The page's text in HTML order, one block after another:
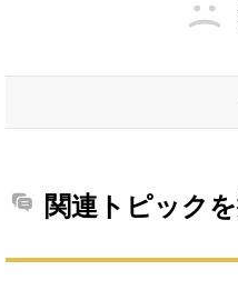
関連トピック